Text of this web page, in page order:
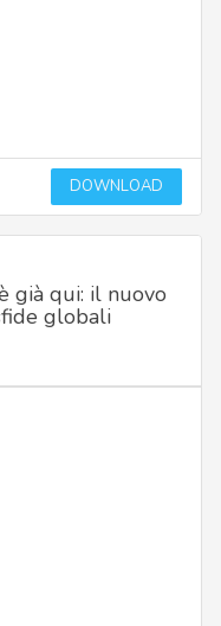
DOWNLOAD
già qui: il nuovo
globali